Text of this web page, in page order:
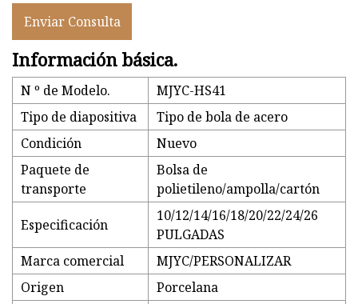
Enviar Consulta
Información básica.
N º de Modelo.
MJYC-HS41
Tipo de diapositiva
Tipo de bola de acero
Condición
Nuevo
Paquete de
transporte
Bolsa de
polietileno/ampolla/cartón
Especificación
10/12/14/16/18/20/22/24/26
PULGADAS
Marca comercial
MJYC/PERSONALIZAR
Origen
Porcelana